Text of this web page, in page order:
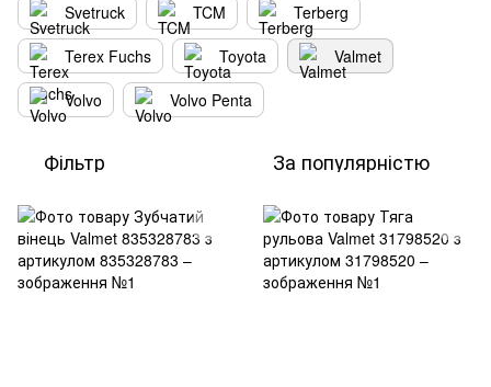
Svetruck
TCM
Terberg
Terex Fuchs
Toyota
Valmet
Volvo
Volvo Penta
Фільтр За популярністю